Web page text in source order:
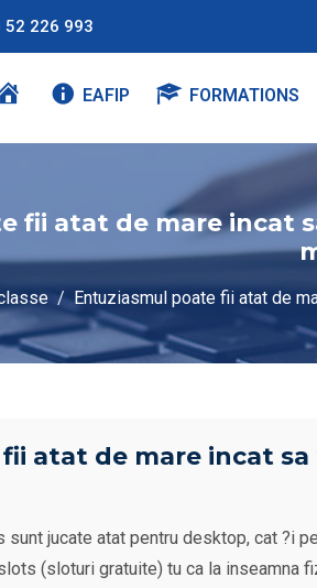
52 226 993
E
EAFIP FORMATIONS
fii atat de mare incat
Entuziasmul poate fii atat de
atat de mare incat
jucate atat pentru desktop, cat ?i
(sloturi gratuite) tu ca la